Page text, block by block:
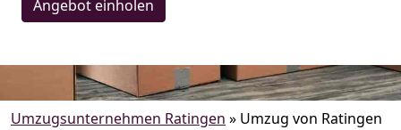
Angebot einholen
Umzugsunternehmen Ratingen » Umzug von Ratingen